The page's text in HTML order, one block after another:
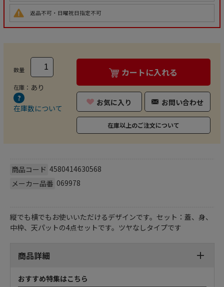
返品不可・日曜祝日指定不可
数量
在庫： あり
在庫数について
カートに入れる
お気に入り お問い合わせ
在庫以上のご注文について
商品コード 4580414630568
メーカー品番 069978
縦でも横でもお使いいただけるデザインです。セット：蓋、身、
中枠、天パットの4点セットです。ツヤなしタイプです
商品詳細
おすすめ特集はこちら